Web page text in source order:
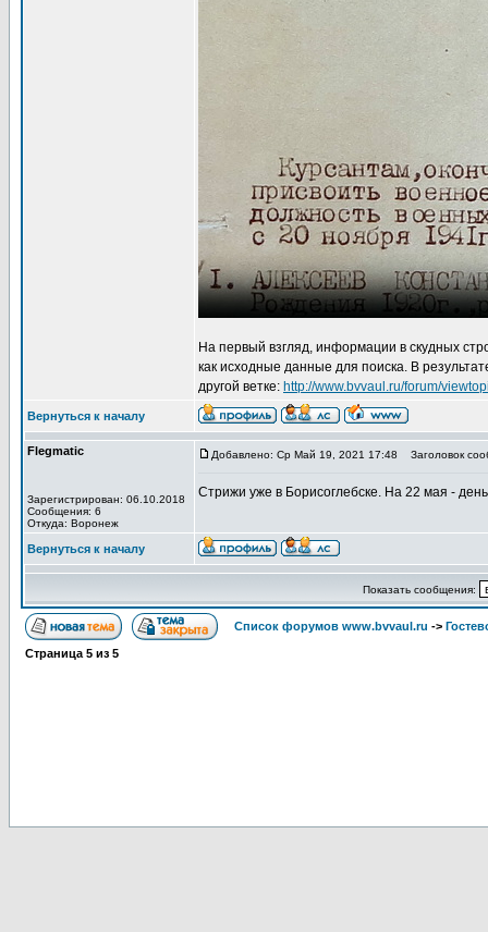
На первый взгляд, информации в скудных
как исходные данные для поиска. В
другой ветке: http://www.bvvaul.ru/forum/
Вернуться к началу
Flegmatic
Зарегистрирован: 06.10.2018
Сообщения: 6
Откуда: Воронеж
Добавлено: Ср Май 19, 2021 17:48 Заголовок
Стрижи уже в Борисоглебске. На 22 мая -
Вернуться к началу
Показать сообщения:
Список форумов www.bvvaul.ru ->
Страница 5 из 5